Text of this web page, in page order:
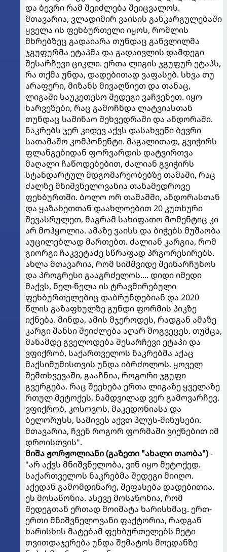
და ბევრი რამ შეიძლება შეიცვალოს.
მთავარია, ვლადიმირ ვაისის განკარგულებაში
ყველა ის ფეხბურთელი იყოს, რომლის
მხრებზეც გადაიარა თუნდაც განვლილმა
ჯგუფურმა ეტაპმა და გადაივლის დამდეგი
შესარჩევი ციკლი. ერთა ლიგის ჯგუფურ ეტაპს,
რა თქმა უნდა, დადებითად ვაფასებ. სხვა თუ
არაფერი, მიზანს მივაღწიეთ და თანაც,
ლიგაში საუკეთესო შედეგი ვაჩვენეთ. იყო
ხარვეზები, რაც გამოჩნდა ლატვიასთან
თუნდაც საშინაო შეხვედრაში და ანდორაში.
ნაკრებს ჯერ კიდევ აქვს დასახვეწი ბევრი
სათამაშო კომპონენტი. მაგალითად, გვიჭირს
ფლანგებიდან ფორვარდის დატვირთვა
მაღალი ჩაწოდებებით, ძალიან გვიჭირს
სტანდარტულ მდგომარეობებზე თამაში, რაც
ძალზე მნიშვნელოვანია თანამედროვე
ფეხბურთში. ბოლო ორ თამაშში, ანდორასთან
და ყაზახეთთან დაახლოებით 20 კუთხური
შევასრულეთ, მაგრამ სახიფათო მომენტიც კი
არ მოჰყოლია. ამაზე ვაისს და ბიჭებს მუშაობა
აუცილებლად მართებთ. ძალიან კარგია, რომ
გიორგი ჩაკვეტაძე სწრაფად პრგორესირებს.
ახლა მთავარია, რომ სიმშვიდე შეინარჩუნოს
და პროგრესი გააგრძელოს.... დიდი იმედი
მაქვს, ნელ-ნელა ის ტრავმირებული
ფეხბურთელებიც დაბრუნდებიან და 2020
წლის გაზაფხულზე გუნდი ფორმის პიკზე
იქნება. მინდა, ამის მჯეროდეს, რადგან ამაზე
კარგი შანსი შეიძლება აღარ მოგვეცეს. თუმცა,
მანამდე გველოდება შესარჩევი ეტაპი და
ვფიქრობ, საქართველოს ნაკრებმა აქაც
მაქსიმუმისთვის უნდა იბრძოლოს. ყოველ
შემთხვევაში, გააჩნია, როგორი ჯგუფი
გვერგება. რაც შეეხება ერთა ლიგაზე ყველაზე
რთულ მეტოქეს, ნამდვილად ვერ გამოვარჩევ.
ვფიქრობ, კოსოვოს, მაკედონიასა და
ბელორუსს, სამივეს აქვთ პლუს-მინუსები.
მთავარია, ჩვენ როგორ ფორმაში ვიქნებით იმ
დროისთვის".
მიშა ჟორჟოლიანი(გაზეთი "ახალი თაობა")-
"არ აქვს მნიშვნელობა, ვინ იყო მეტოქედ.
საქართველოს ნაკრებმა შედეგი მიიღო.
აქედან გამომდინარე, შეფასება დადებითია.
ეს მოსაწონია. ასევე მოსაწონია, რომ
შედეგთან ერთად მოიმატა ხარისხმაც. ერთ-
ერთი მნიშვნელოვანი ფაქტორია, რადგან
ხარისხის მატებამ ფეხბურთელებს მეტი
თვითდაჯერება უნდა შემატოს მოედანზე